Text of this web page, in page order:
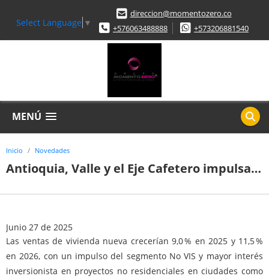
Select Language ▼
direccion@momentozero.co
+576063488888
+573206881540
MENÚ
Inicio Novedades
Antioquia, Valle y el Eje Cafetero impulsan el dinamismo de la construcción en Colombia
Junio 27 de 2025
Las ventas de vivienda nueva crecerían 9,0 % en 2025 y 11,5 %
en 2026, con un impulso del segmento No VIS y mayor interés
inversionista en proyectos no residenciales en ciudades como